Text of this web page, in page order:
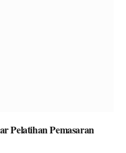
Pelatihan Pemasaran